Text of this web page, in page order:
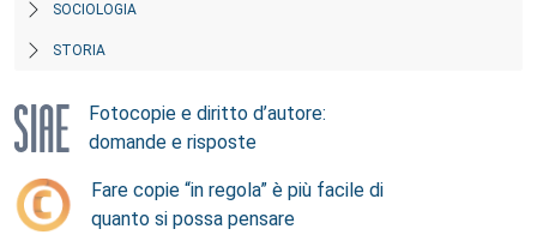
SOCIOLOGIA
STORIA
Fotocopie e diritto d’autore:
domande e risposte
Fare copie “in regola” è più facile di
quanto si possa pensare